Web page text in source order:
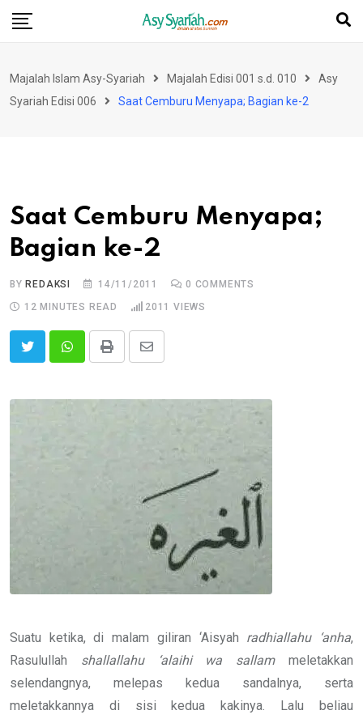
Skip
Majalah Islam Asy-Syariah Majalah Edisi 001 s.d. 010
Asy
Syariah Edisi 006
Saat Cemburu Menyapa; Bagian ke-2
Saat Cemburu Menyapa;
Bagian ke-2
BYREDAKSI 14/11/2011 0 COMMENTS
12 MINUTES READ
2011 VIEWS
Print
Share
Email
Suatu ketika, di malam giliran ‘Aisyah radhiallahu ‘anha,
Rasulullah shallallahu ‘alaihi wa sallammeletakkan
selendangnya, melepas kedua sandalnya, serta
meletakkannya di sisi kedua kakinya. Lalu beliau